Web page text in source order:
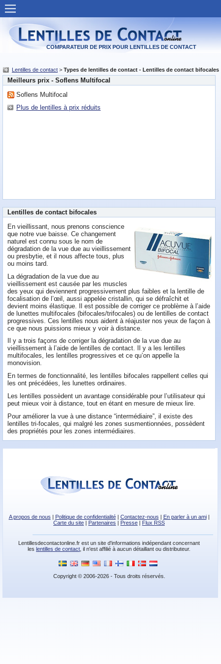
Lentilles de contact
Offres pour des lentilles
Les lentilles populaires
Types de lentilles
Chirurgie des yeux
COMPARATEUR DE PRIX POUR LENTILLES DE CONTACT
Lentilles de contact > Types de lentilles de contact - Lentilles de contact bifocales
Meilleurs prix - Soflens Multifocal
Soflens Multifocal
Plus de lentilles à prix réduits
Lentilles de contact bifocales
En vieillissant, nous prenons conscience
que notre vue baisse. Ce changement
naturel est connu sous le nom de
dégradation de la vue due au vieillissement
ou presbytie, et il nous affecte tous, plus
ou moins tard.
La dégradation de la vue due au
vieillissement est causée par les muscles
des yeux qui deviennent progressivement plus faibles et la lentille de
focalisation de l’œil, aussi appelée cristallin, qui se défraîchit et
devient moins élastique. Il est possible de corriger ce problème à l’aide
de lunettes multifocales (bifocales/trifocales) ou de lentilles de contact
progressives. Ces lentilles nous aident à réajuster nos yeux de façon à
ce que nous puissions mieux y voir à distance.
Il y a trois façons de corriger la dégradation de la vue due au
vieillissement à l’aide de lentilles de contact. Il y a les lentilles
multifocales, les lentilles progressives et ce qu’on appelle la
monovision.
En termes de fonctionnalité, les lentilles bifocales rappellent celles qui
les ont précédées, les lunettes ordinaires.
Les lentilles possèdent un avantage considérable pour l’utilisateur qui
peut mieux voir à distance, tout en étant en mesure de mieux lire.
Pour améliorer la vue à une distance “intermédiaire”, il existe des
lentilles tri-focales, qui malgré les zones susmentionnées, possèdent
des propriétés pour les zones intermédiaires.
A propos de nous | Politique de confidentialité| Contactez-nous | En parler à un ami|
Carte du site | Partenaires | Presse | Flux RSS
Lentillesdecontactonline.fr est un site d'informations indépendant concernant
leslentilles de contact , il n'est affilié à aucun détaillant ou distributeur.
Copyright © 2006-2026 - Tous droits réservés.